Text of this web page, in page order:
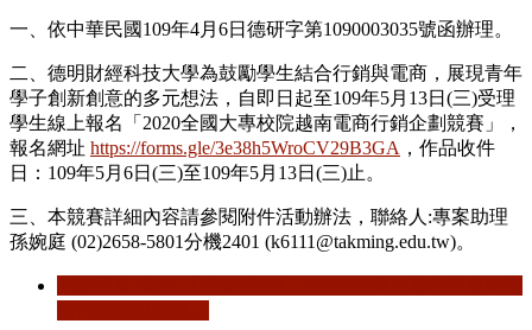
一、依中華民國109年4月6日德研字第1090003035號函辦理。
二、德明財經科技大學為鼓勵學生結合行銷與電商，展現青年
學子創新創意的多元想法，自即日起至109年5月13日(三)受理
學生線上報名「2020全國大專校院越南電商行銷企劃競賽」，
報名網址 https://forms.gle/3e38h5WroCV29B3GA ，作品收件
日：109年5月6日(三)至109年5月13日(三)止。
三、本競賽詳細內容請參閱附件活動辦法，聯絡人:專案助理
孫婉庭 (02)2658-5801分機2401 (k6111@takming.edu.tw)。